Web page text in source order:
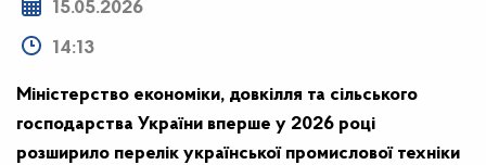
15.05.2026
14:13
Міністерство економіки, довкілля та сільського
господарства України вперше у 2026 році
розширило перелік української промислової техніки